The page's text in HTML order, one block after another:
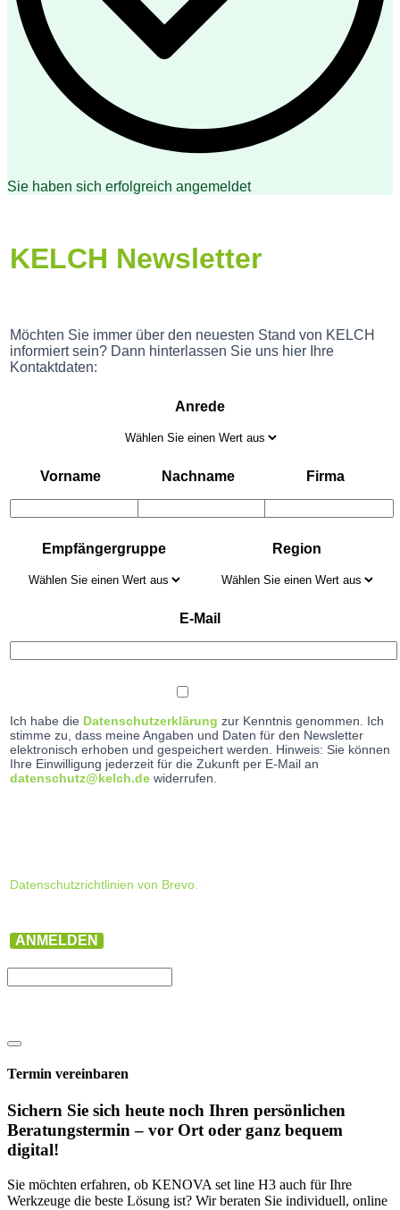
Sie haben sich erfolgreich angemeldet
KELCH Newsletter
Möchten Sie immer über den neuesten Stand von KELCH
informiert sein? Dann hinterlassen Sie uns hier Ihre
Kontaktdaten:
Anrede
Vorname Nachname Firma
Empfängergruppe Region
E-Mail
Ich habe die Datenschutzerklärung zur Kenntnis genommen. Ich
stimme zu, dass meine Angaben und Daten für den Newsletter
elektronisch erhoben und gespeichert werden. Hinweis: Sie können
Ihre Einwilligung jederzeit für die Zukunft per E-Mail an
datenschutz@kelch.de widerrufen.
Datenschutzrichtlinien von Brevo.
ANMELDEN
Termin vereinbaren
Sichern Sie sich heute noch Ihren persönlichen
Beratungs­termin – vor Ort oder ganz bequem
digital!
Sie möchten erfahren, ob KENOVA set line H3 auch für Ihre
Werkzeuge die beste Lösung ist? Wir beraten Sie individuell, online